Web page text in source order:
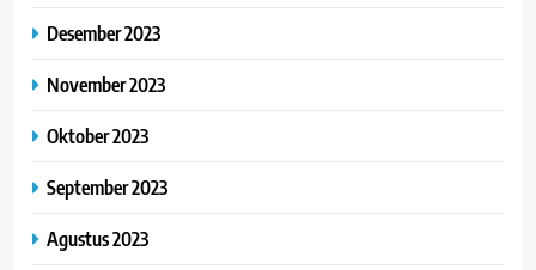
Desember 2023
November 2023
Oktober 2023
September 2023
Agustus 2023